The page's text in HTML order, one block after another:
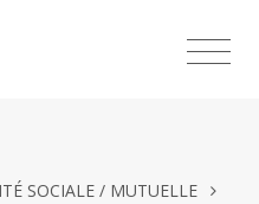
SOCIALE / MUTUELLE